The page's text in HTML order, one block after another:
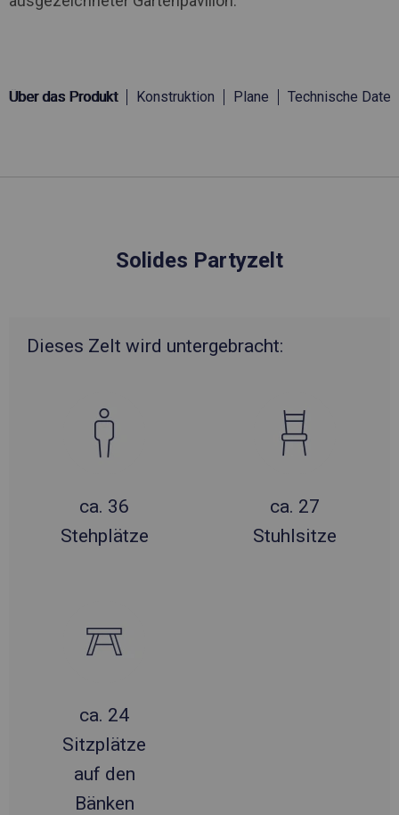
Über das Produkt Konstruktion Plane Technische Daten
Solides Partyzelt
Dieses Zelt wird untergebracht:
ca. 36
Stehplätze
ca. 27
Stuhlsitze
ca. 24
Sitzplätze
auf den
Bänken